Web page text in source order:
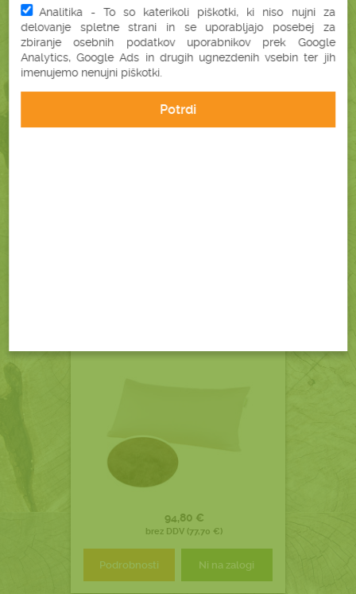
94,80 €
brez DDV (77,70 €)
Podrobnosti Ni na zalogi
Analitika - To so katerikoli piškotki, ki niso nujni za
delovanje spletne strani in se uporabljajo posebej za
zbiranje osebnih podatkov uporabnikov prek Google
Analytics, Google Ads in drugih ugnezdenih vsebin ter jih
imenujemo nenujni piškotki.
Potrdi